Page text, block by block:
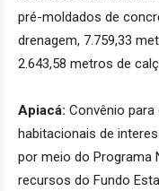
pré-moldados de
drenagem, 7.759,33
2.643,58 metros de
Apiacá: Convênio
habitacionais de
por meio do Programa
recursos do Fundo